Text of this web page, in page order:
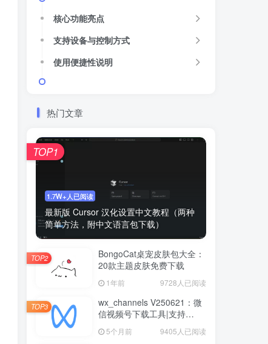
核心功能亮点
支持设备与控制方式
使用便捷性说明
热门文章
1.7W+人已阅读
最新版 Cursor 汉化设置中文教程（两种
简单方法，附中文语言包下载）
TOP1
BongoCat桌宠皮肤包大全：
20款主题皮肤免费下载
1年前 9728人已阅读
TOP2
wx_channels V250621：微
信视频号下载工具|支持
Win/macOS
5个月前 9405人已阅读
TOP3